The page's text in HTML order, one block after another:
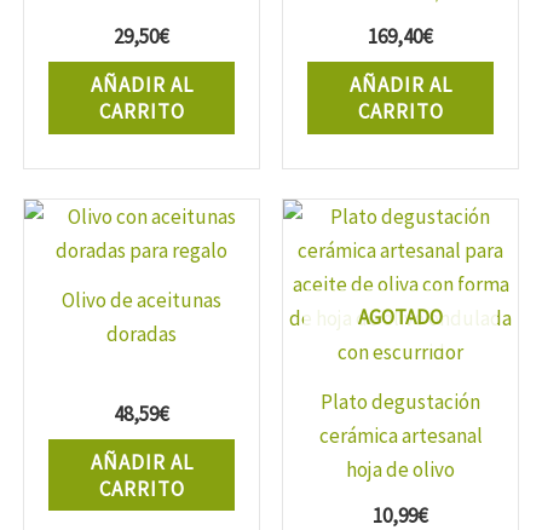
29,50€
AÑADIR AL
CARRITO
(botella no incl.).
169,40€
AÑADIR AL
CARRITO
Olivo de aceitunas
doradas
48,59€
AÑADIR AL
CARRITO
AGOTADO
Plato degustación
cerámica artesanal
hoja de olivo
ondulada.
10,99€